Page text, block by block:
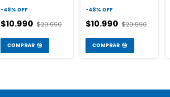
-48% OFF
$10.990 $20.990
COMPRAR
-48% OFF
$10.990 $20.990
COMPRAR